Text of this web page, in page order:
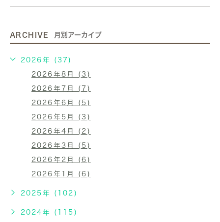
ARCHIVE 月別アーカイブ
2026年 (37)
2026年8月 (3)
2026年7月 (7)
2026年6月 (5)
2026年5月 (3)
2026年4月 (2)
2026年3月 (5)
2026年2月 (6)
2026年1月 (6)
2025年 (102)
2024年 (115)